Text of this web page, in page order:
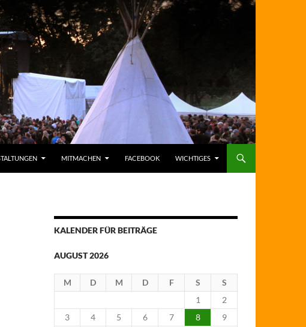
MITMACHEN FACEBOOK WICHTIGES
KALENDER FÜR BEITRÄGE
AUGUST 2026
M D M D F S
S
1
2
3
4 5 6 7 8
9